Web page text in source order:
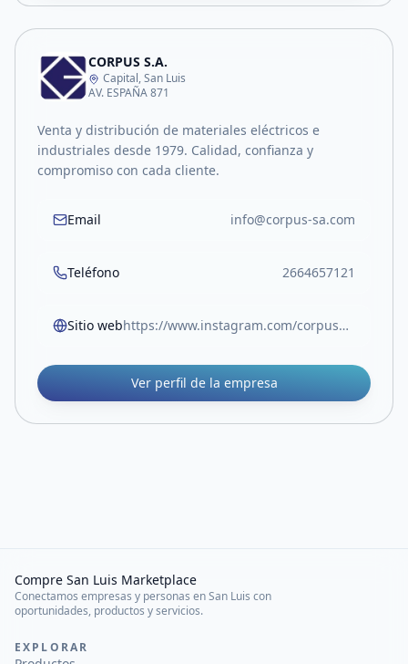
CORPUS S.A.
Capital, San Luis
AV. ESPAÑA 871
Venta y distribución de materiales eléctricos e
industriales desde 1979. Calidad, confianza y
compromiso con cada cliente.
Email info@corpus-sa.com
Teléfono 2664657121
Sitio web https://www.instagram.com/corpusmateriales/
Ver perfil de la empresa
Compre San Luis Marketplace
Conectamos empresas y personas en San Luis con
oportunidades, productos y servicios.
EXPLORAR